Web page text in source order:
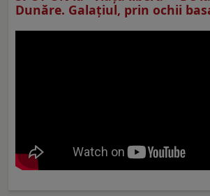
Dunăre. Galațiul, prin ochii